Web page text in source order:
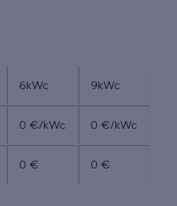
6kWc 9kWc
0 €/kWc 0 €/kWc
0 € 0 €